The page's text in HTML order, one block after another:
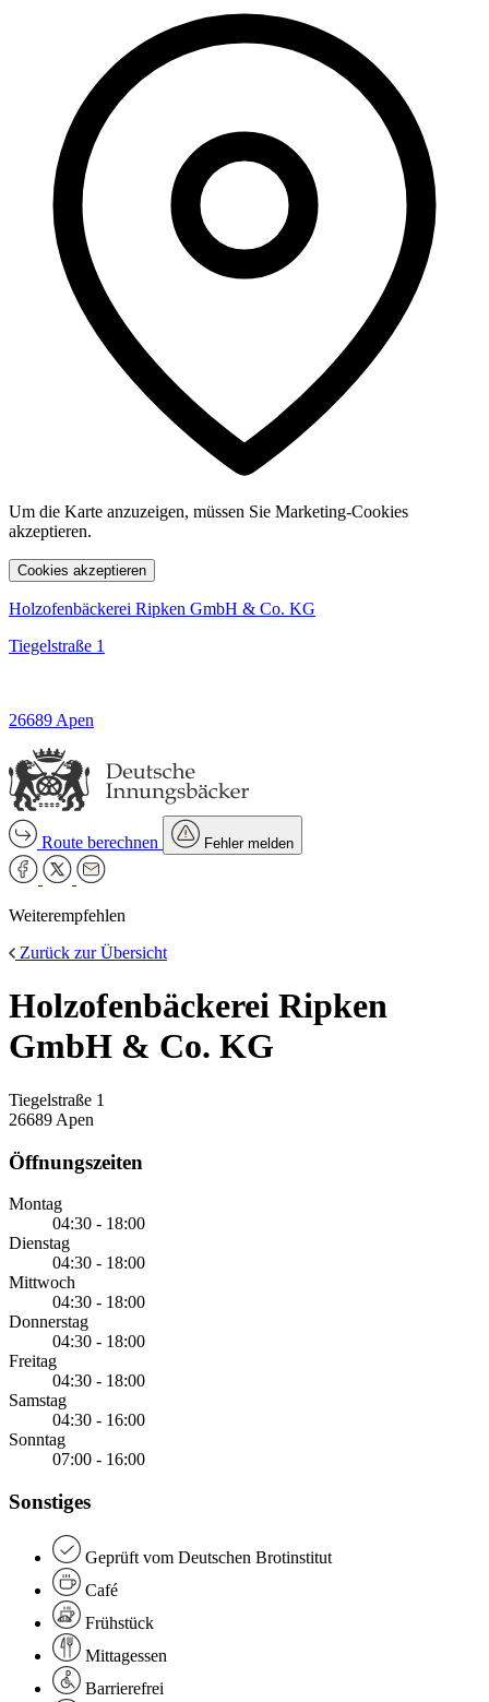
Um die Karte anzuzeigen, müssen Sie Marketing-Cookies
akzeptieren.
Cookies akzeptieren
Holzofenbäckerei Ripken GmbH & Co. KG
Tiegelstraße 1
26689 Apen
Route berechnen Fehler melden
Weiterempfehlen
Zurück zur Übersicht
Holzofenbäckerei Ripken
GmbH & Co. KG
Tiegelstraße 1
26689 Apen
Öffnungszeiten
Montag
04:30 - 18:00
Dienstag
04:30 - 18:00
Mittwoch
04:30 - 18:00
Donnerstag
04:30 - 18:00
Freitag
04:30 - 18:00
Samstag
04:30 - 16:00
Sonntag
07:00 - 16:00
Sonstiges
Geprüft vom Deutschen Brotinstitut
Café
Frühstück
Mittagessen
Barrierefrei